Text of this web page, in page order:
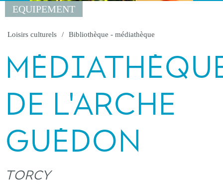
EQUIPEMENT
Loisirs culturels Bibliothèque - médiathèque
DE L'ARCHE
GUÉDON
TORCY